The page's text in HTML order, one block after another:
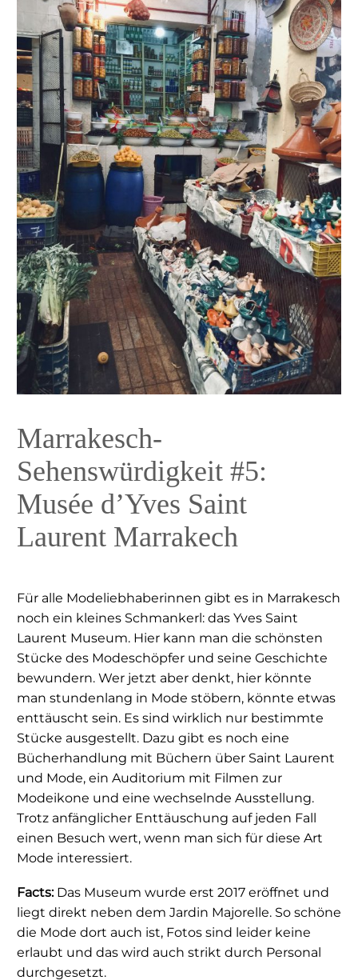
Marrakesch-
Sehenswürdigkeit #5:
Musée d’Yves Saint
Laurent Marrakech
Für alle Modeliebhaberinnen gibt es in Marrakesch
noch ein kleines Schmankerl: das Yves Saint
Laurent Museum. Hier kann man die schönsten
Stücke des Modeschöpfer und seine Geschichte
bewundern. Wer jetzt aber denkt, hier könnte
man stundenlang in Mode stöbern, könnte etwas
enttäuscht sein. Es sind wirklich nur bestimmte
Stücke ausgestellt. Dazu gibt es noch eine
Bücherhandlung mit Büchern über Saint Laurent
und Mode, ein Auditorium mit Filmen zur
Modeikone und eine wechselnde Ausstellung.
Trotz anfänglicher Enttäuschung auf jeden Fall
einen Besuch wert, wenn man sich für diese Art
Mode interessiert.
Facts:Das Museum wurde erst 2017 eröffnet und
liegt direkt neben dem Jardin Majorelle. So schöne
die Mode dort auch ist, Fotos sind leider keine
erlaubt und das wird auch strikt durch Personal
durchgesetzt.